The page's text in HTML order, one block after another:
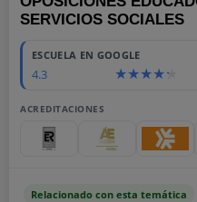
SERVICIOS SOCIALES
ESCUELA EN GOOGLE
4.3
ACREDITACIONES
Relacionado con esta temática